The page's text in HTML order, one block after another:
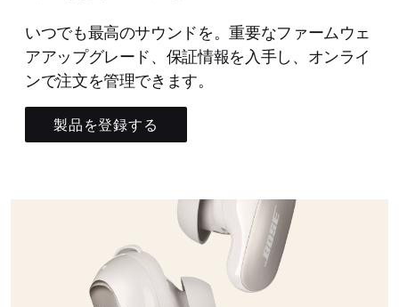
いつでも最高のサウンドを。重要なファームウェ
アアップグレード、保証情報を入手し、オンライ
ンで注文を管理できます。
製品を登録する